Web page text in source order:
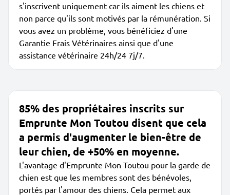
s'inscrivent uniquement car ils aiment les chiens et
non parce qu'ils sont motivés par la rémunération. Si
vous avez un problème, vous bénéficiez d'une
Garantie Frais Vétérinaires ainsi que d'une
assistance vétérinaire 24h/24 7j/7.
85% des propriétaires inscrits sur
Emprunte Mon Toutou disent que cela
a permis d'augmenter le bien-être de
leur chien, de +50% en moyenne.
L'avantage d'Emprunte Mon Toutou pour la garde de
chien est que les membres sont des bénévoles,
portés par l'amour des chiens. Cela permet aux